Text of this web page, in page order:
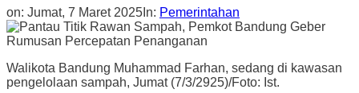
on: Jumat, 7 Maret 2025 In: Pemerintahan
Walikota Bandung Muhammad Farhan, sedang di kawasan
pengelolaan sampah, Jumat (7/3/2925)/Foto: Ist.